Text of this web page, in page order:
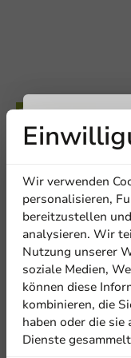
Be the first to
Andere
Wir verwenden
personalisieren,
bereitzustellen
analysieren. Wir
Nutzung unserer
soziale Medien,
können diese
kombinieren, die
haben oder die
Dienste